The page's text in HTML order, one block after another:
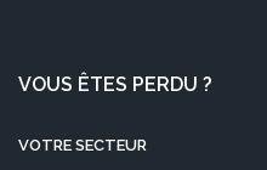
VOUS ÊTES PERDU ?
VOTRE SECTEUR